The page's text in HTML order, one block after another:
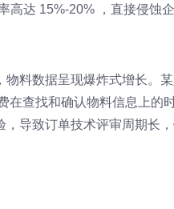
高达 15%-20% ，直接侵蚀企
料数据呈现爆炸式增长。
在查找和确认物料信息上的
导致订单技术评审周期长